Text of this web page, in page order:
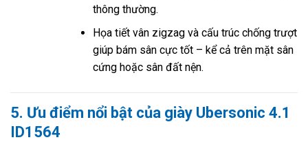
thông thường.
Họa tiết vân zigzag và cấu trúc chống trượt
giúp bám sân cực tốt – kể cả trên mặt sân
cứng hoặc sân đất nện.
5. Ưu điểm nổi bật của giày Ubersonic 4.1
ID1564